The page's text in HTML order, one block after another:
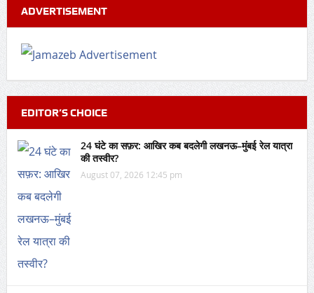
ADVERTISEMENT
EDITOR’S CHOICE
24 घंटे का सफ़र: आखिर कब बदलेगी लखनऊ–मुंबई रेल यात्रा
की तस्वीर?
August 07, 2026 12:45 pm